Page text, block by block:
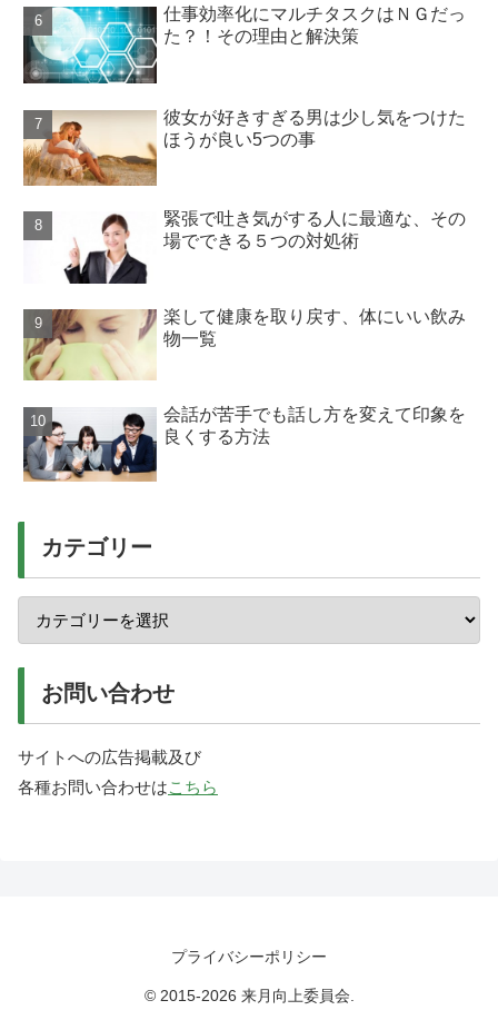
仕事効率化にマルチタスクはＮＧだっ
た？！その理由と解決策
彼女が好きすぎる男は少し気をつけた
ほうが良い5つの事
緊張で吐き気がする人に最適な、その
場でできる５つの対処術
楽して健康を取り戻す、体にいい飲み
物一覧
会話が苦手でも話し方を変えて印象を
良くする方法
カテゴリー
お問い合わせ
サイトへの広告掲載及び
各種お問い合わせはこちら
プライバシーポリシー
© 2015-2026 来月向上委員会.